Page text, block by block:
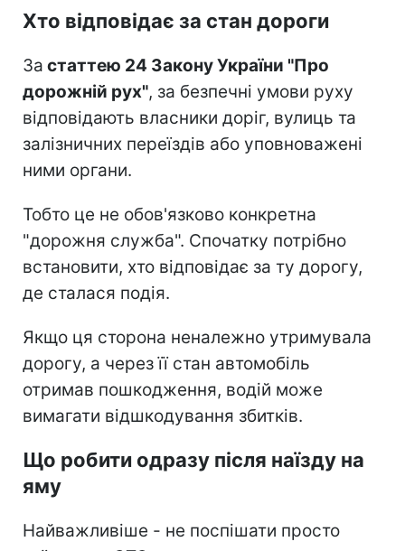
Хто відповідає за стан дороги
За статтею 24 Закону України "Про
дорожній рух", за безпечні умови руху
відповідають власники доріг, вулиць та
залізничних переїздів або уповноважені
ними органи.
Тобто це не обов'язково конкретна
"дорожня служба". Спочатку потрібно
встановити, хто відповідає за ту дорогу,
де сталася подія.
Якщо ця сторона неналежно утримувала
дорогу, а через її стан автомобіль
отримав пошкодження, водій може
вимагати відшкодування збитків.
Що робити одразу після наїзду на
яму
Найважливіше - не поспішати просто